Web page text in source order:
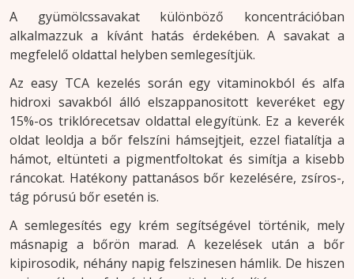
A gyümölcssavakat különböző koncentrációban
alkalmazzuk a kívánt hatás érdekében. A savakat a
megfelelő oldattal helyben semlegesítjük.
Az easy TCA kezelés során egy vitaminokból és alfa
hidroxi savakból álló elszappanositott keveréket egy
15%-os triklórecetsav oldattal elegyítünk. Ez a keverék
oldat leoldja a bőr felszíni hámsejtjeit, ezzel fiatalítja a
hámot, eltünteti a pigmentfoltokat és simítja a kisebb
ráncokat. Hatékony pattanásos bőr kezelésére, zsíros-,
tág pórusú bőr esetén is.
A semlegesítés egy krém segítségével történik, mely
másnapig a bőrön marad. A kezelések után a bőr
kipirosodik, néhány napig felszinesen hámlik. De hiszen